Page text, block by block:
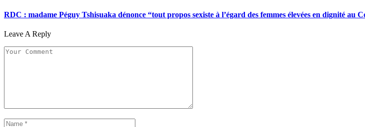
RDC : madame Péguy Tshisuaka dénonce “tout propos sexiste à l’égard des femmes élevées en dignité
Leave A Reply